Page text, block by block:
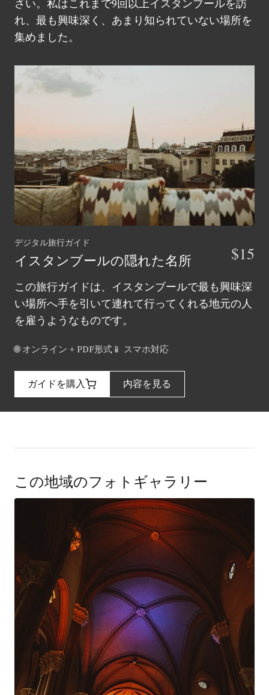
さい。私はこれまで9回以上イスタンブールを訪
れ、最も興味深く、あまり知られていない場所を
集めました。
デジタル旅行ガイド
イスタンブールの隠れた名所 $15
この旅行ガイドは、イスタンブールで最も興味深
い場所へ手を引いて連れて行ってくれる地元の人
を雇うようなものです。
🌐 オンライン + PDF形式 📱 スマホ対応
ガイドを購入 内容を見る
この地域のフォトギャラリー